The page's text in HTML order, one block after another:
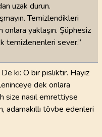
uzak durun.
Temizlendikleri
yaklaşın. Şüphesiz
temizlenenleri sever.”
ki: O bir pisliktir. Hayız
dek onlara
size nasıl emrettiyse
adamakıllı tövbe edenleri